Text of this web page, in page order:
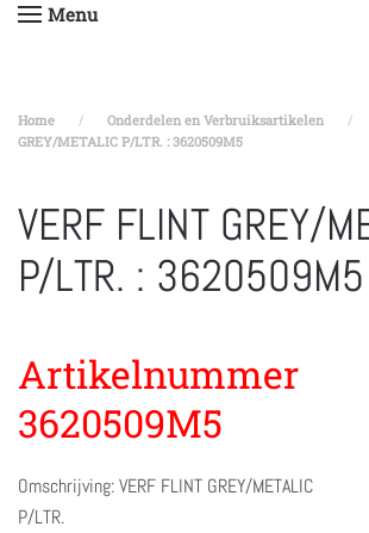
Menu
Home Onderdelen en Verbruiksartikelen
GREY/METALIC P/LTR. : 3620509M5
VERF FLINT GREY/
P/LTR. : 3620509M5
Artikelnummer
3620509M5
Omschrijving: VERF FLINT GREY/METALIC
P/LTR.